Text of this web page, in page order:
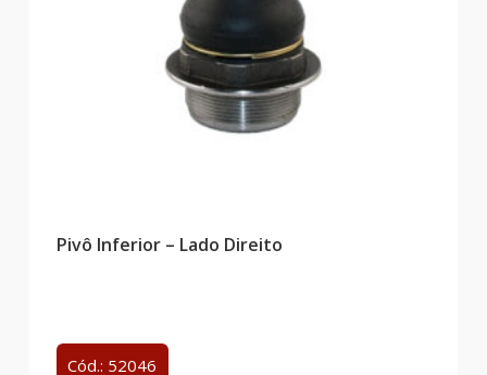
Pivô Inferior – Lado Direito
Cód.: 52046